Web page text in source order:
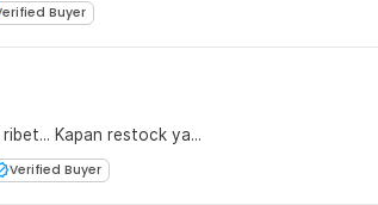
Buyer
Kapan restock ya...
Verified Buyer